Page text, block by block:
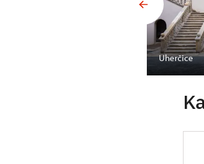
Uherčice